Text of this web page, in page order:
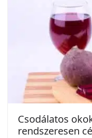
Csodálatos
rendszeresen